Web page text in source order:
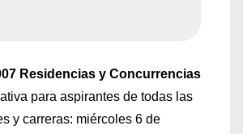
Residencias y Concurrencias
para aspirantes de todas las
y carreras: miércoles 6 de